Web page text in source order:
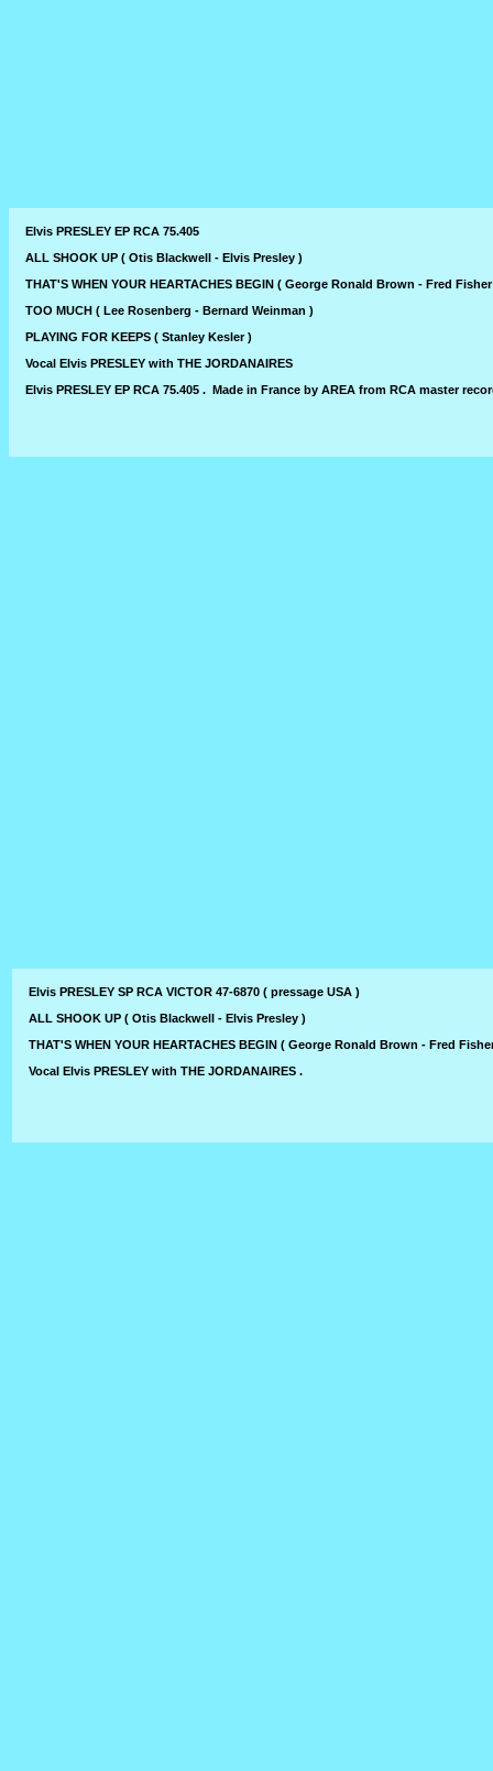
Elvis PRESLEY EP RCA 75.405
ALL SHOOK UP ( Otis Blackwell - Elvis Presley )
THAT'S WHEN YOUR HEARTACHES BEGIN ( George Ronald Brown - Fred
TOO MUCH ( Lee Rosenberg - Bernard Weinman )
PLAYING FOR KEEPS ( Stanley Kesler )
Vocal Elvis PRESLEY with THE JORDANAIRES
Elvis PRESLEY EP RCA 75.405 . Made in France by AREA from RCA master
Elvis PRESLEY SP RCA VICTOR 47-6870 ( pressage USA )
ALL SHOOK UP ( Otis Blackwell - Elvis Presley )
THAT'S WHEN YOUR HEARTACHES BEGIN ( George Ronald Brown - Fred
Vocal Elvis PRESLEY with THE JORDANAIRES .